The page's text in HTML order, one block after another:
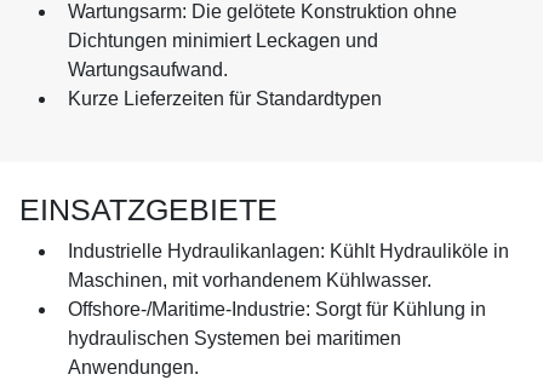
Wartungsarm: Die gelötete Konstruktion ohne
Dichtungen minimiert Leckagen und
Wartungsaufwand.
Kurze Lieferzeiten für Standardtypen
EINSATZGEBIETE
Industrielle Hydraulikanlagen: Kühlt Hydrauliköle in
Maschinen, mit vorhandenem Kühlwasser.
Offshore-/Maritime-Industrie: Sorgt für Kühlung in
hydraulischen Systemen bei maritimen
Anwendungen.